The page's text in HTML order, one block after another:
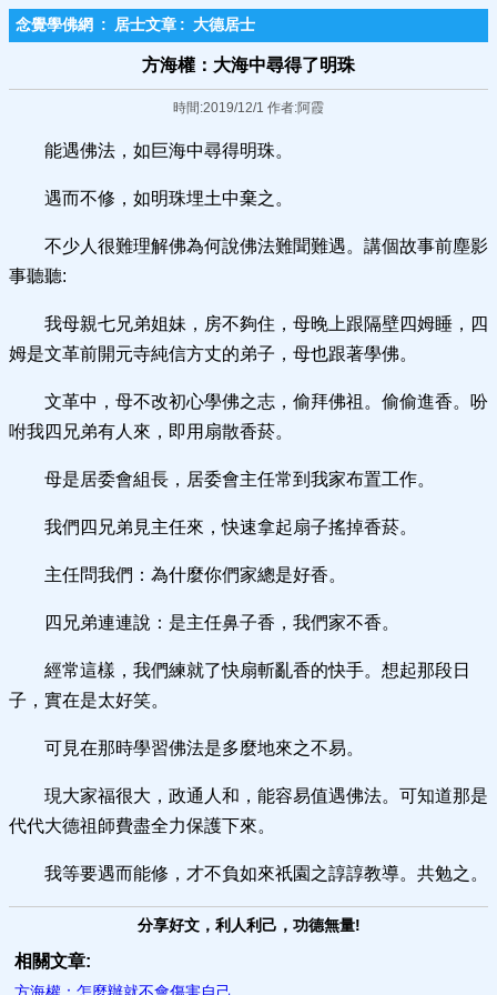
念覺學佛網 : 居士文章 : 大德居士
方海權：大海中尋得了明珠
時間:2019/12/1 作者:阿霞
能遇佛法，如巨海中尋得明珠。
遇而不修，如明珠埋土中棄之。
不少人很難理解佛為何說佛法難聞難遇。講個故事前塵影
事聽聽:
我母親七兄弟姐妹，房不夠住，母晚上跟隔壁四姆睡，四
姆是文革前開元寺純信方丈的弟子，母也跟著學佛。
文革中，母不改初心學佛之志，偷拜佛祖。偷偷進香。吩
咐我四兄弟有人來，即用扇散香菸。
母是居委會組長，居委會主任常到我家布置工作。
我們四兄弟見主任來，快速拿起扇子搖掉香菸。
主任問我們：為什麼你們家總是好香。
四兄弟連連說：是主任鼻子香，我們家不香。
經常這樣，我們練就了快扇斬亂香的快手。想起那段日
子，實在是太好笑。
可見在那時學習佛法是多麼地來之不易。
現大家福很大，政通人和，能容易值遇佛法。可知道那是
代代大德祖師費盡全力保護下來。
我等要遇而能修，才不負如來祇園之諄諄教導。共勉之。
分享好文，利人利己，功德無量!
相關文章: